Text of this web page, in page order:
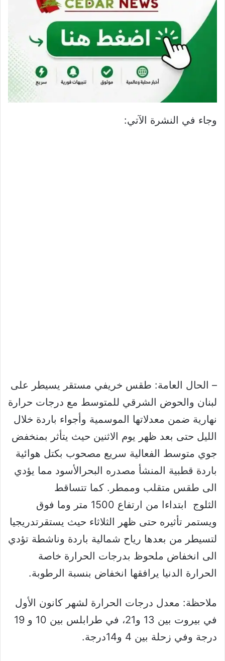
وجاء في النشرة الآتي:
– الحال العامة: طقس خريفي مستقر يسيطر على
لبنان والحوض الشرقي للمتوسط مع درجات حرارة
نهارية ضمن معدلاتها الموسمية وأجواء باردة خلال
الليل حتى بعد ظهر يوم الاثنين حيث يتأثر بمنخفض
جوي متوسط الفعالية سريع مصحوب بكتل هوائية
باردة قطبية المنشأ مصدره البحرالأسود مما يؤدي
الى طقس متقلب وممطر. كما تتساقط
الثلوج ابتداءا من ارتفاع 1500 متر وما فوق
ويستمر تأثيره حتى ظهر الثلاثاء حيث يستقرتدريجيا
لتسيطر من بعدها رياح شمالية باردة وناشطة تؤدي
الى انخفاض ملحوظ بدرجات الحرارة خاصة
الحرارة الدنيا يرافقها انخفاض بنسبة الرطوبة.
ملاحظة: معدل درجات الحرارة لشهر كانون الأول
في بيروت بين 13 و21، في طرابلس بين 10 و 19
درجة وفي زحلة بين 4 و14درجة.